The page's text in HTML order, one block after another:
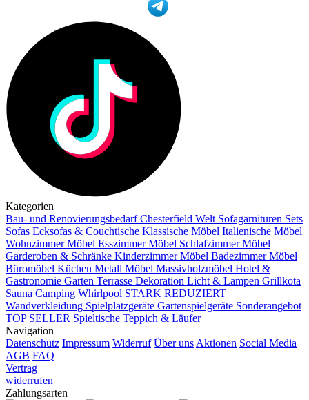
Kategorien
Bau- und RenovierungsbedarfChesterfield Welt Sofagarnituren Sets
Sofas Ecksofas & Couchtische Klassische Möbel Italienische Möbel
Wohnzimmer Möbel Esszimmer Möbel Schlafzimmer Möbel
Garderoben & Schränke Kinderzimmer Möbel Badezimmer Möbel
Büromöbel Küchen Metall Möbel Massivholzmöbel Hotel &
Gastronomie Garten Terrasse Dekoration Licht & Lampen Grillkota
Sauna Camping Whirlpool STARK REDUZIERT
Wandverkleidung Spielplatzgeräte Gartenspielgeräte Sonderangebot
TOP SELLER Spieltische Teppich & Läufer
Navigation
Datenschutz Impressum Widerruf Über uns Aktionen Social Media
AGB FAQ
Vertrag
widerrufen
Zahlungsarten